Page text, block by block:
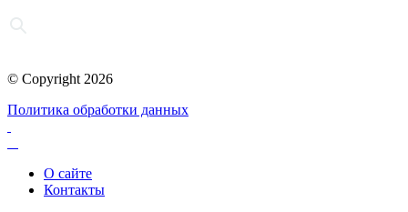
© Copyright 2026
Политика обработки данных
О сайте
Контакты